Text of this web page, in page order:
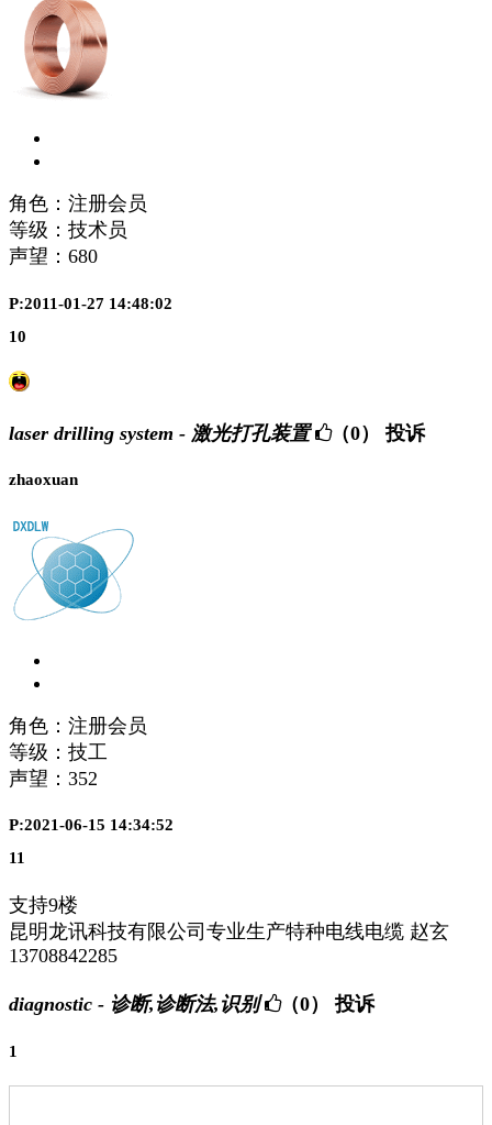
角色：注册会员
等级：技术员
声望： 680
P:2011-01-27 14:48:02
10
laser drilling system - 激光打孔装置 （0） 投诉
zhaoxuan
角色：注册会员
等级：技工
声望： 352
P:2021-06-15 14:34:52
11
支持9楼
昆明龙讯科技有限公司专业生产特种电线电缆 赵玄
13708842285
diagnostic - 诊断,诊断法,识别 （0） 投诉
1